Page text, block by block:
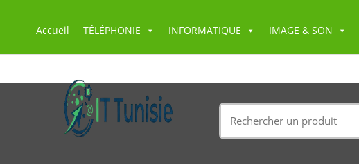
Accueil TÉLÉPHONIE INFORMATIQUE IMAGE & SON
for: